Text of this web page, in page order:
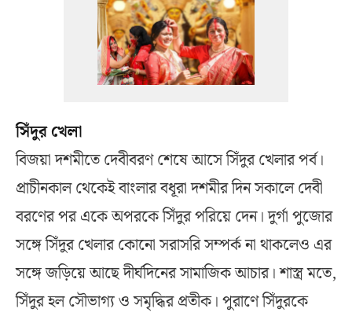
সিঁদুর খেলা
বিজয়া দশমীতে দেবীবরণ শেষে আসে সিঁদুর খেলার পর্ব।
প্রাচীনকাল থেকেই বাংলার বধূরা দশমীর দিন সকালে দেবী
বরণের পর একে অপরকে সিঁদুর পরিয়ে দেন। দুর্গা পুজোর
সঙ্গে সিঁদুর খেলার কোনো সরাসরি সম্পর্ক না থাকলেও এর
সঙ্গে জড়িয়ে আছে দীর্ঘদিনের সামাজিক আচার। শাস্ত্র মতে,
সিঁদুর হল সৌভাগ্য ও সমৃদ্ধির প্রতীক। পুরাণে সিঁদুরকে